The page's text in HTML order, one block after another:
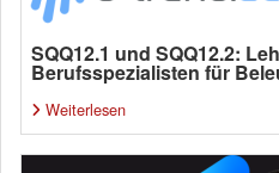
SQQ12.1 und SQQ12.2:
Berufsspezialisten für
Weiterlesen